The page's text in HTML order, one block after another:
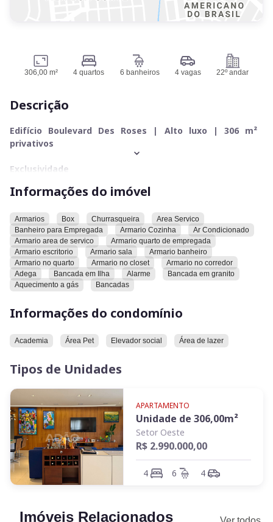
306,00 m² 4 quartos 6 banheiros 4 vagas 22º andar
Descrição
Edifício Boulevard Des Roses | Alto luxo | 306 m²
privativos
Exclusividade
1 apartamento por andar
30 andares | edifício com 12 anos
2 elevadores privativos + 1 de serviço
Andar alto, privacidade total
306 m² muito bem distribuídos
Varanda gourmet integrada com fechamento em vidro
Churrasqueira a carvão
Lavabo
Cozinha espaçosa
Lavanderia independente com DCE
Informações do imóvel
Armarios Box Churrasqueira
Area Servico
Banheiro para Empregada
Armario Cozinha
Ar Condicionado
Armario area de servico
Armario quarto de empregada
Armario escritorio
Armario sala
Armario banheiro
Armario no quarto
Armario no closet
Armario no corredor
Adega
Bancada em Ilha Alarme
Bancada em granito
Aquecimento a gás
Bancadas
Informações do condomínio
Academia Área Pet Elevador social Área de lazer
Tipos de Unidades
APARTAMENTO
Unidade de306,00m²
Setor Oeste
R$ 2.990.000,00
4 6 4
Imóveis Relacionados